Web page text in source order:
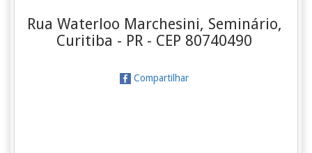
Rua Waterloo Marchesini, Seminário,
Curitiba - PR - CEP 80740490
Compartilhar